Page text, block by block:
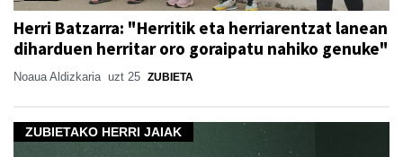
Herri Batzarra: "Herritik eta herriarentzat lanean
diharduen herritar oro goraipatu nahiko genuke"
Noaua Aldizkaria uzt 25 ZUBIETA
ZUBIETAKO HERRI JAIAK